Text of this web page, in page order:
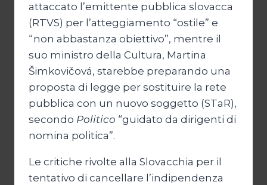
attaccato l’emittente pubblica slovacca
(RTVS) per l’atteggiamento “ostile” e
“non abbastanza obiettivo”, mentre il
suo ministro della Cultura, Martina
Šimkovičová, starebbe preparando una
proposta di legge per sostituire la rete
pubblica con un nuovo soggetto (STaR),
secondo Politico “guidato da dirigenti di
nomina politica”.
Le critiche rivolte alla Slovacchia per il
tentativo di cancellare l’indipendenza